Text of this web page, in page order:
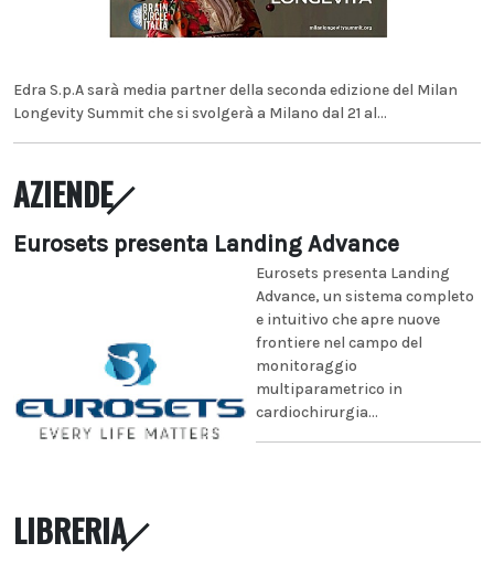
Edra S.p.A sarà media partner della seconda edizione del Milan
Longevity Summit che si svolgerà a Milano dal 21 al...
AZIENDE
Eurosets presenta Landing Advance
Eurosets presenta Landing
Advance, un sistema completo
e intuitivo che apre nuove
frontiere nel campo del
monitoraggio
multiparametrico in
cardiochirurgia...
LIBRERIA